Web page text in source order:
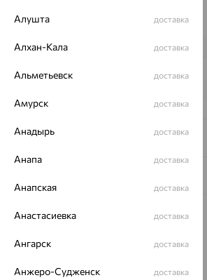
Характеристика вставки:
ВИД КАМНЯ Кварц
Доставка и оплата
Идеальный комплект
Алушта доставка
Алхан-Кала доставка
Альметьевск доставка
Амурск доставка
Анадырь доставка
Анапа доставка
Анапская доставка
Анастасиевка доставка
Ангарск доставка
Анжеро-Судженск доставка